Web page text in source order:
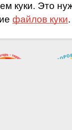
куки. Это
файлов куки.